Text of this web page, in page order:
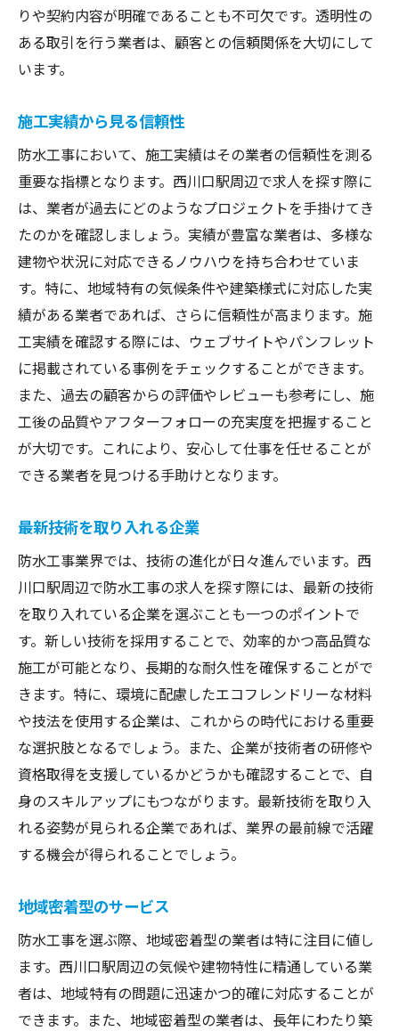
りや契約内容が明確であることも不可欠です。透明性の
ある取引を行う業者は、顧客との信頼関係を大切にして
います。
施工実績から見る信頼性
防水工事において、施工実績はその業者の信頼性を測る
重要な指標となります。西川口駅周辺で求人を探す際に
は、業者が過去にどのようなプロジェクトを手掛けてき
たのかを確認しましょう。実績が豊富な業者は、多様な
建物や状況に対応できるノウハウを持ち合わせていま
す。特に、地域特有の気候条件や建築様式に対応した実
績がある業者であれば、さらに信頼性が高まります。施
工実績を確認する際には、ウェブサイトやパンフレット
に掲載されている事例をチェックすることができます。
また、過去の顧客からの評価やレビューも参考にし、施
工後の品質やアフターフォローの充実度を把握すること
が大切です。これにより、安心して仕事を任せることが
できる業者を見つける手助けとなります。
最新技術を取り入れる企業
防水工事業界では、技術の進化が日々進んでいます。西
川口駅周辺で防水工事の求人を探す際には、最新の技術
を取り入れている企業を選ぶことも一つのポイントで
す。新しい技術を採用することで、効率的かつ高品質な
施工が可能となり、長期的な耐久性を確保することがで
きます。特に、環境に配慮したエコフレンドリーな材料
や技法を使用する企業は、これからの時代における重要
な選択肢となるでしょう。また、企業が技術者の研修や
資格取得を支援しているかどうかも確認することで、自
身のスキルアップにもつながります。最新技術を取り入
れる姿勢が見られる企業であれば、業界の最前線で活躍
する機会が得られることでしょう。
地域密着型のサービス
防水工事を選ぶ際、地域密着型の業者は特に注目に値し
ます。西川口駅周辺の気候や建物特性に精通している業
者は、地域特有の問題に迅速かつ的確に対応することが
できます。また、地域密着型の業者は、長年にわたり築